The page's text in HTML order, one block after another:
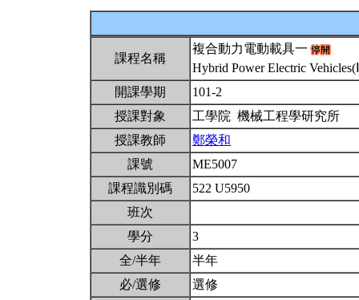
課程名稱
複合動力電動載具一
Hybrid Power Electric
開課學期
101-2
授課對象
工學院 機械工程學研究所
授課教師
鄭榮和
課號
ME5007
課程識別碼
522 U5950
班次
學分
3
全/半年
半年
必/選修
選修